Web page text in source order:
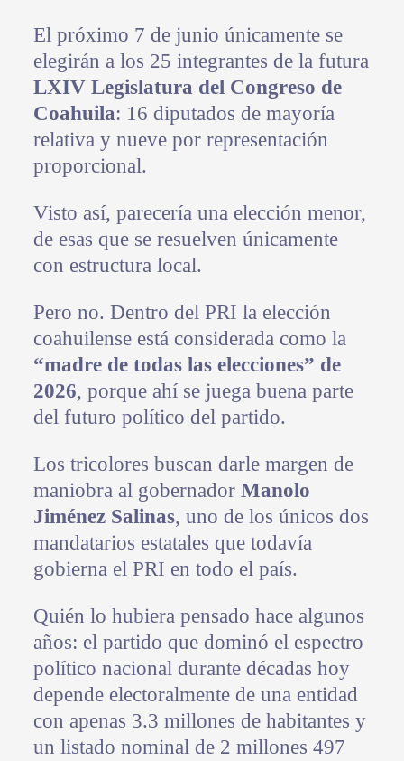
El próximo 7 de junio únicamente se
elegirán a los 25 integrantes de la futura
LXIV Legislatura del Congreso de
Coahuila: 16 diputados de mayoría
relativa y nueve por representación
proporcional.
Visto así, parecería una elección menor,
de esas que se resuelven únicamente
con estructura local.
Pero no. Dentro del PRI la elección
coahuilense está considerada como la
“madre de todas las elecciones” de
2026, porque ahí se juega buena parte
del futuro político del partido.
Los tricolores buscan darle margen de
maniobra al gobernador Manolo
Jiménez Salinas, uno de los únicos dos
mandatarios estatales que todavía
gobierna el PRI en todo el país.
Quién lo hubiera pensado hace algunos
años: el partido que dominó el espectro
político nacional durante décadas hoy
depende electoralmente de una entidad
con apenas 3.3 millones de habitantes y
un listado nominal de 2 millones 497